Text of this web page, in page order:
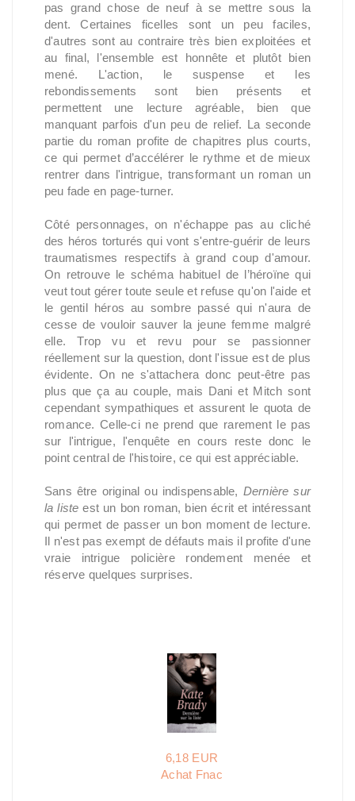
pas grand chose de neuf à se mettre sous la
dent. Certaines ficelles sont un peu faciles,
d'autres sont au contraire très bien exploitées et
au final, l'ensemble est honnête et plutôt bien
mené. L'action, le suspense et les
rebondissements sont bien présents et
permettent une lecture agréable, bien que
manquant parfois d'un peu de relief. La seconde
partie du roman profite de chapitres plus courts,
ce qui permet d’accélérer le rythme et de mieux
rentrer dans l'intrigue, transformant un roman un
peu fade en page-turner.
Côté personnages, on n'échappe pas au cliché
des héros torturés qui vont s'entre-guérir de leurs
traumatismes respectifs à grand coup d'amour.
On retrouve le schéma habituel de l’héroïne qui
veut tout gérer toute seule et refuse qu'on l'aide et
le gentil héros au sombre passé qui n'aura de
cesse de vouloir sauver la jeune femme malgré
elle. Trop vu et revu pour se passionner
réellement sur la question, dont l'issue est de plus
évidente. On ne s'attachera donc peut-être pas
plus que ça au couple, mais Dani et Mitch sont
cependant sympathiques et assurent le quota de
romance. Celle-ci ne prend que rarement le pas
sur l'intrigue, l'enquête en cours reste donc le
point central de l'histoire, ce qui est appréciable.
Sans être original ou indispensable, Dernière sur
la liste est un bon roman, bien écrit et intéressant
qui permet de passer un bon moment de lecture.
Il n'est pas exempt de défauts mais il profite d'une
vraie intrigue policière rondement menée et
réserve quelques surprises.
6,18 EUR
Achat Fnac